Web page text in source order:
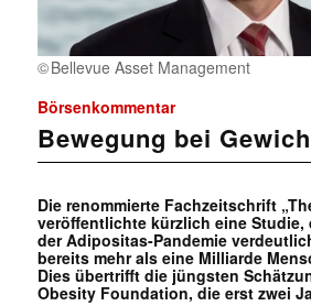
Bellevue Asset Management
Börsenkommentar
Bewegung bei
Die renommierte Fachzeitschrift
veröffentlichte kürzlich eine Studie,
der Adipositas-Pandemie
bereits mehr als eine Milliarde
Dies übertrifft die jüngsten
Obesity Foundation, die erst zwei